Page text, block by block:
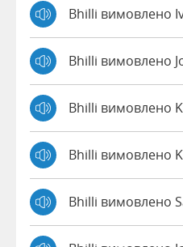
Bhilli вимовлено
Bhilli вимовлено
Bhilli вимовлено
Bhilli вимовлено
Bhilli вимовлено